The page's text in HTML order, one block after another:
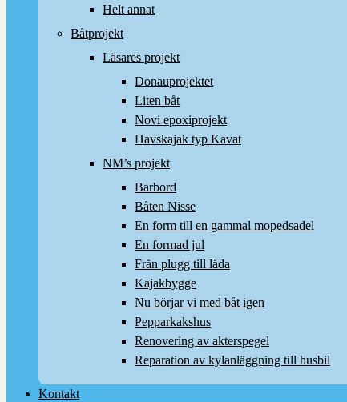
Helt annat
Båtprojekt
Läsares projekt
Donauprojektet
Liten båt
Novi epoxiprojekt
Havskajak typ Kavat
NM’s projekt
Barbord
Båten Nisse
En form till en gammal mopedsadel
En formad jul
Från plugg till låda
Kajakbygge
Nu börjar vi med båt igen
Pepparkakshus
Renovering av akterspegel
Reparation av kylanläggning till husbil
Kontakt